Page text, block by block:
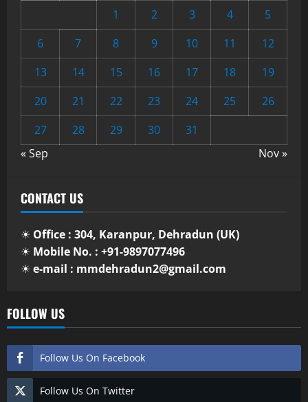
1
2 3 4
5
6
7 8 9 10 11
12
13
14 15 16 17 18
19
20
21 22 23 24 25
26
27
28 29 30
31
« Sep
Nov »
CONTACT US
☀ Office : 304, Karanpur, Dehradun (UK)
☀ Mobile No. : +91-9897077496
☀ e-mail : mmdehradun2@gmail.com
FOLLOW US
Follow Us On Facebook
Follow Us On Twitter